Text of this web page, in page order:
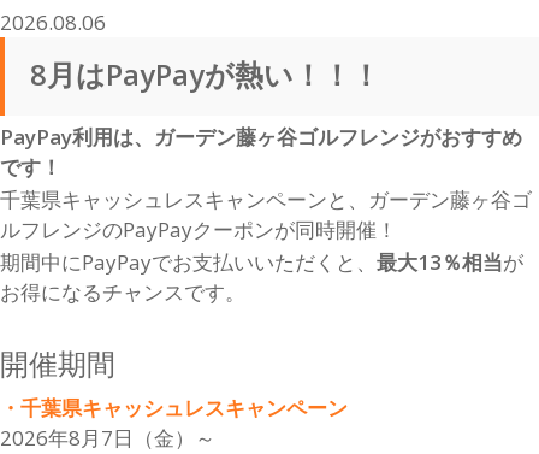
2026.08.06
8月はPayPayが熱い！！！
PayPay利用は、ガーデン藤ヶ谷ゴルフレンジがおすすめ
です！
千葉県キャッシュレスキャンペーンと、ガーデン藤ヶ谷ゴ
ルフレンジのPayPayクーポンが同時開催！
期間中にPayPayでお支払いいただくと、 最大13％相当が
お得になるチャンスです。
開催期間
・千葉県キャッシュレスキャンペーン
2026年8月7日（金）～